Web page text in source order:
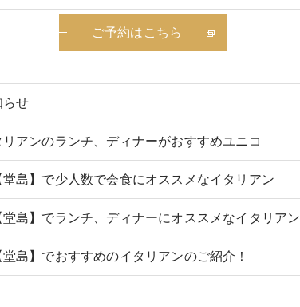
ご予約はこちら
らせ
アンのランチ、ディナーがおすすめユニコ
堂島】で少人数で会食にオススメなイタリアン
堂島】でランチ、ディナーにオススメなイタリアン
堂島】でおすすめのイタリアンのご紹介！